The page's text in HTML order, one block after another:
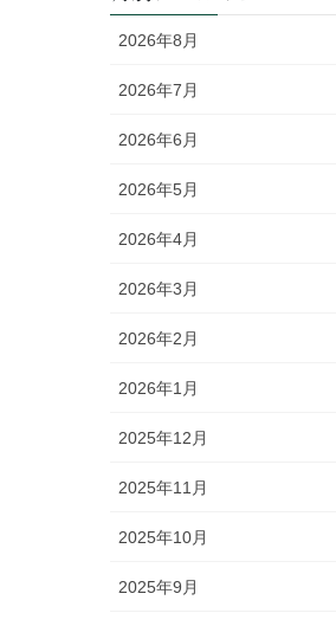
2026年8月
2026年7月
2026年6月
2026年5月
2026年4月
2026年3月
2026年2月
2026年1月
2025年12月
2025年11月
2025年10月
2025年9月